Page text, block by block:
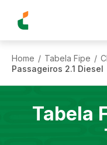
Home / Tabela Fipe /
Passageiros 2.1 Diesel
Tabela